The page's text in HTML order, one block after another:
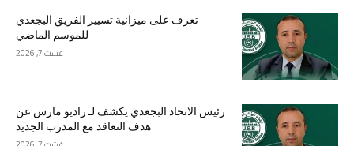
تعرف على ميزانية تسيير الفريق البجعدي
للموسم الماضي
غشت 7, 2026
رئيس الاتحاد البجعدي يكشف لـ راديو مارس عن
هدف التعاقد مع المدرب الجديد